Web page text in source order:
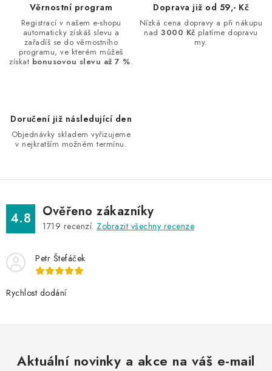
p
k
y
p
s
u
Věrnostní program
Registrací v našem e-shopu
automaticky získáš slevu a
zařadíš se do věrnostního
programu, ve kterém můžeš
získat bonusovou slevu až 7 %.
Doprava již od 59,- Kč
Nízká cena dopravy a při nákupu
nad3000 Kč platíme dopravu
my.
Doručení již následující den
Objednávky skladem vyřizujeme
v nejkratším možném termínu.
4.8 Ověřeno zákazníky
1719 recenzí. Zobrazit všechny recenze
Petr Štefáček
Rychlost dodání
Aktuální novinky a akce na váš e-mail